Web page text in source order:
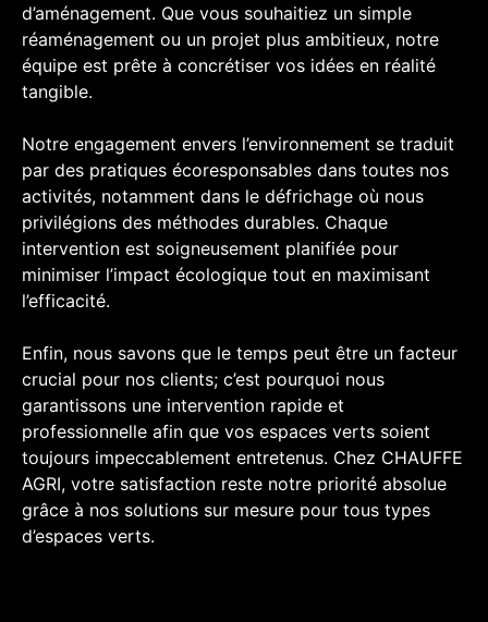
d’aménagement. Que vous souhaitiez un simple
réaménagement ou un projet plus ambitieux, notre
équipe est prête à concrétiser vos idées en réalité
tangible.
Notre engagement envers l’environnement se traduit
par des pratiques écoresponsables dans toutes nos
activités, notamment dans le défrichage où nous
privilégions des méthodes durables. Chaque
intervention est soigneusement planifiée pour
minimiser l’impact écologique tout en maximisant
l’efficacité.
Enfin, nous savons que le temps peut être un facteur
crucial pour nos clients; c’est pourquoi nous
garantissons une intervention rapide et
professionnelle afin que vos espaces verts soient
toujours impeccablement entretenus. Chez CHAUFFE
AGRI, votre satisfaction reste notre priorité absolue
grâce à nos solutions sur mesure pour tous types
d’espaces verts.